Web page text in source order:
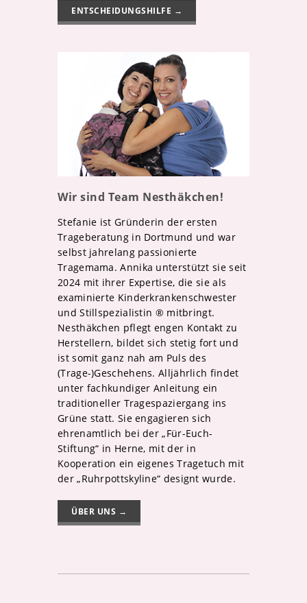
ENTSCHEIDUNGSHILFE →
Wir sind Team Nesthäkchen!
Stefanie ist Gründerin der ersten
Trageberatung in Dortmund und war
selbst jahrelang passionierte
Tragemama. Annika unterstützt sie seit
2024 mit ihrer Expertise, die sie als
examinierte Kinderkrankenschwester
und Stillspezialistin ® mitbringt.
Nesthäkchen pflegt engen Kontakt zu
Herstellern, bildet sich stetig fort und
ist somit ganz nah am Puls des
(Trage-)Geschehens. Alljährlich findet
unter fachkundiger Anleitung ein
traditioneller Tragespaziergang ins
Grüne statt. Sie engagieren sich
ehrenamtlich bei der „Für-Euch-
Stiftung“ in Herne, mit der in
Kooperation ein eigenes Tragetuch mit
der „Ruhrpottskyline“ designt wurde.
ÜBER UNS →